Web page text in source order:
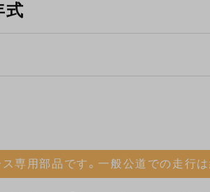
式
専用部品です。一般公道での走行は